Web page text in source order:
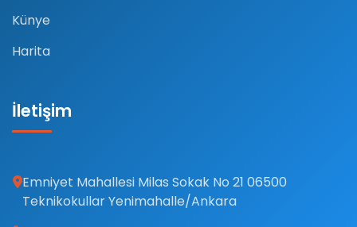
Künye
Harita
İletişim
Emniyet Mahallesi Milas Sokak No 21 06500
Teknikokullar Yenimahalle/Ankara